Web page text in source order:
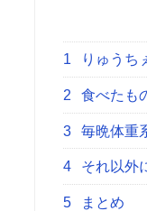
1 りゅうち
2 食べたも
3 毎晩体重
4 それ以外
5 まとめ